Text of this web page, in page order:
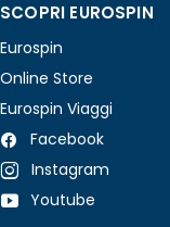
SCOPRI EUROSPIN
Eurospin
Online Store
Eurospin Viaggi
Facebook
Instagram
Youtube